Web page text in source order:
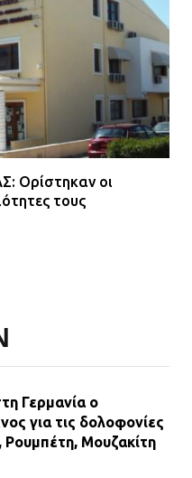
Ορίστηκαν οι
τους
Γερμανία ο
για τις δολοφονίες
Μουζακίτη